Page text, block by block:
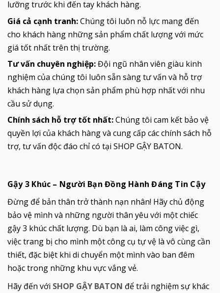
lưỡng trước khi đến tay khách hàng.
Giá cả cạnh tranh:Chúng tôi luôn nỗ lực mang đến
cho khách hàng những sản phẩm chất lượng với mức
giá tốt nhất trên thị trường.
Tư vấn chuyên nghiệp:Đội ngũ nhân viên giàu kinh
nghiệm của chúng tôi luôn sẵn sàng tư vấn và hỗ trợ
khách hàng lựa chọn sản phẩm phù hợp nhất với nhu
cầu sử dụng.
Chính sách hỗ trợ tốt nhất:Chúng tôi cam kết bảo vệ
quyền lợi của khách hàng và cung cấp các chính sách hỗ
trợ, tư vấn độc đáo chỉ có tại SHOP GẬY BATON.
Gậy 3 Khúc – Người Bạn Đồng Hành Đáng Tin Cậy
Đừng để bản thân trở thành nạn nhân! Hãy chủ động
bảo vệ mình và những người thân yêu với một chiếc
gậy 3 khúc chất lượng. Dù bạn là ai, làm công việc gì,
việc trang bị cho mình một công cụ tự vệ là vô cùng cần
thiết, đặc biệt khi di chuyển một mình vào ban đêm
hoặc trong những khu vực vắng vẻ.
Hãy đến với SHOP GẬY BATON để trải nghiệm sự khác